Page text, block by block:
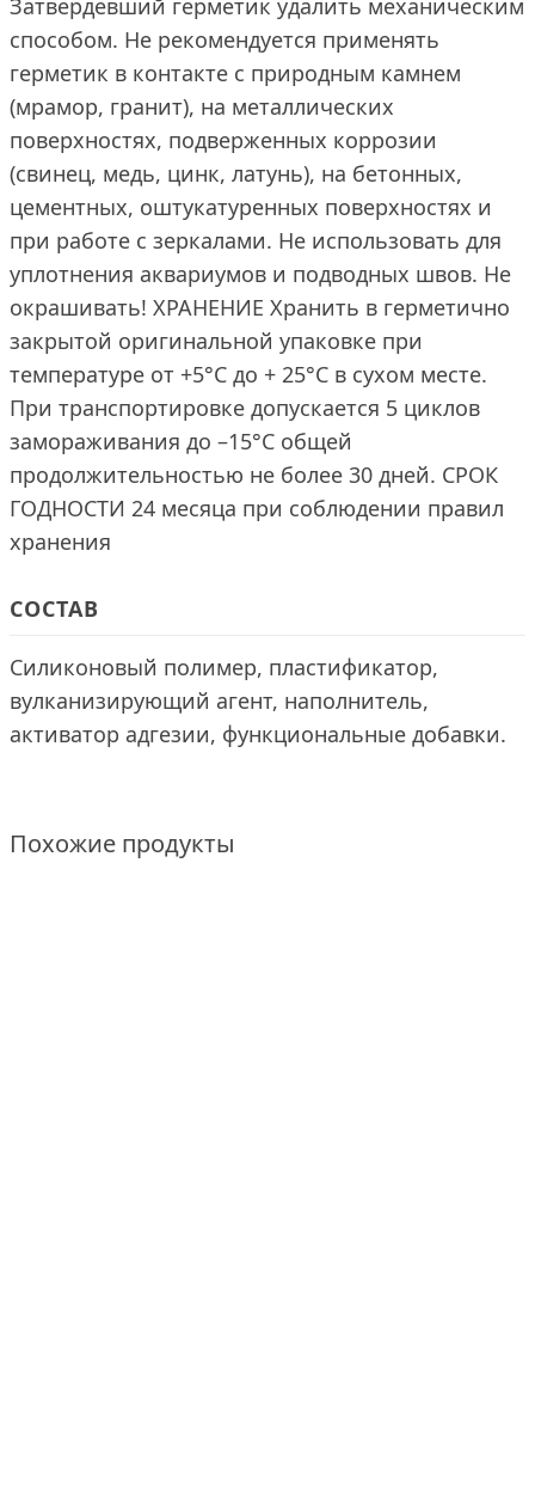
Затвердевший герметик удалить механическим
способом. Не рекомендуется применять
герметик в контакте с природным камнем
(мрамор, гранит), на металлических
поверхностях, подверженных коррозии
(свинец, медь, цинк, латунь), на бетонных,
цементных, оштукатуренных поверхностях и
при работе с зеркалами. Не использовать для
уплотнения аквариумов и подводных швов. Не
окрашивать! ХРАНЕНИЕ Хранить в герметично
закрытой оригинальной упаковке при
температуре от +5°С до + 25°С в сухом месте.
При транспортировке допускается 5 циклов
замораживания до –15°С общей
продолжительностью не более 30 дней. СРОК
ГОДНОСТИ 24 месяца при соблюдении правил
хранения
СОСТАВ
Силиконовый полимер, пластификатор,
вулканизирующий агент, наполнитель,
активатор адгезии, функциональные добавки.
Похожие продукты